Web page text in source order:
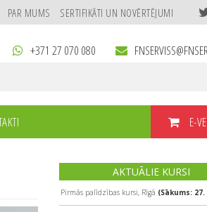
PAR MUMS SERTIFIKĀTI UN NOVĒRTĒJUMI
+371 27 070 080
E-
AKTUĀLIE KURSI
Pirmās palīdzības kursi, Rīgā (Sākums: